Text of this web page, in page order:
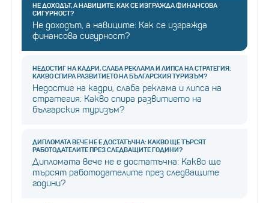
НЕ ДОХОДЪТ, А НАВИЦИТЕ: КАК СЕ ИЗГРАЖДА ФИНАНСОВА
СИГУРНОСТ?
Не доходът, а навиците: Как се изгражда
финансова сигурност?
НЕДОСТИГ НА КАДРИ, СЛАБА РЕКЛАМА И ЛИПСА НА СТРАТЕГИЯ:
КАКВО СПИРА РАЗВИТИЕТО НА БЪЛГАРСКИЯ ТУРИЗЪМ?
Недостиг на кадри, слаба реклама и липса на
стратегия: Какво спира развитието на
българския туризъм?
ДИПЛОМАТА ВЕЧЕ НЕ Е ДОСТАТЪЧНА: КАКВО ЩЕ ТЪРСЯТ
РАБОТОДАТЕЛИТЕ ПРЕЗ СЛЕДВАЩИТЕ ГОДИНИ?
Дипломата вече не е достатъчна: Какво ще
търсят работодателите през следващите
години?